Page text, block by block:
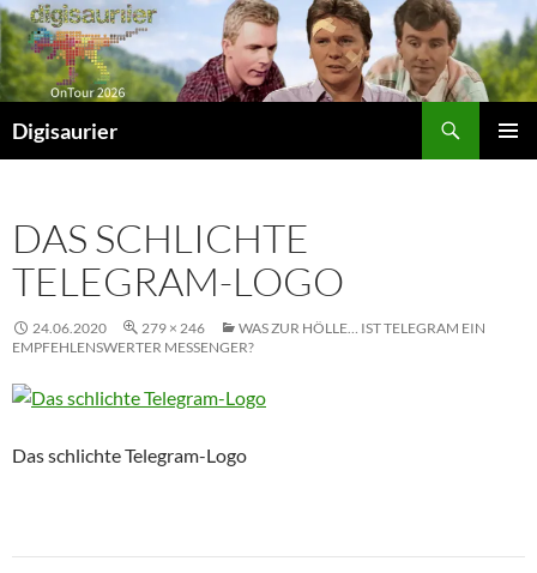
Zum
Inhalt
springen
Digisaurier
DAS SCHLICHTE
TELEGRAM-LOGO
24.06.2020 279 × 246
WAS ZUR HÖLLE… IST TELEGRAM EIN
EMPFEHLENSWERTER MESSENGER?
Das schlichte Telegram-Logo